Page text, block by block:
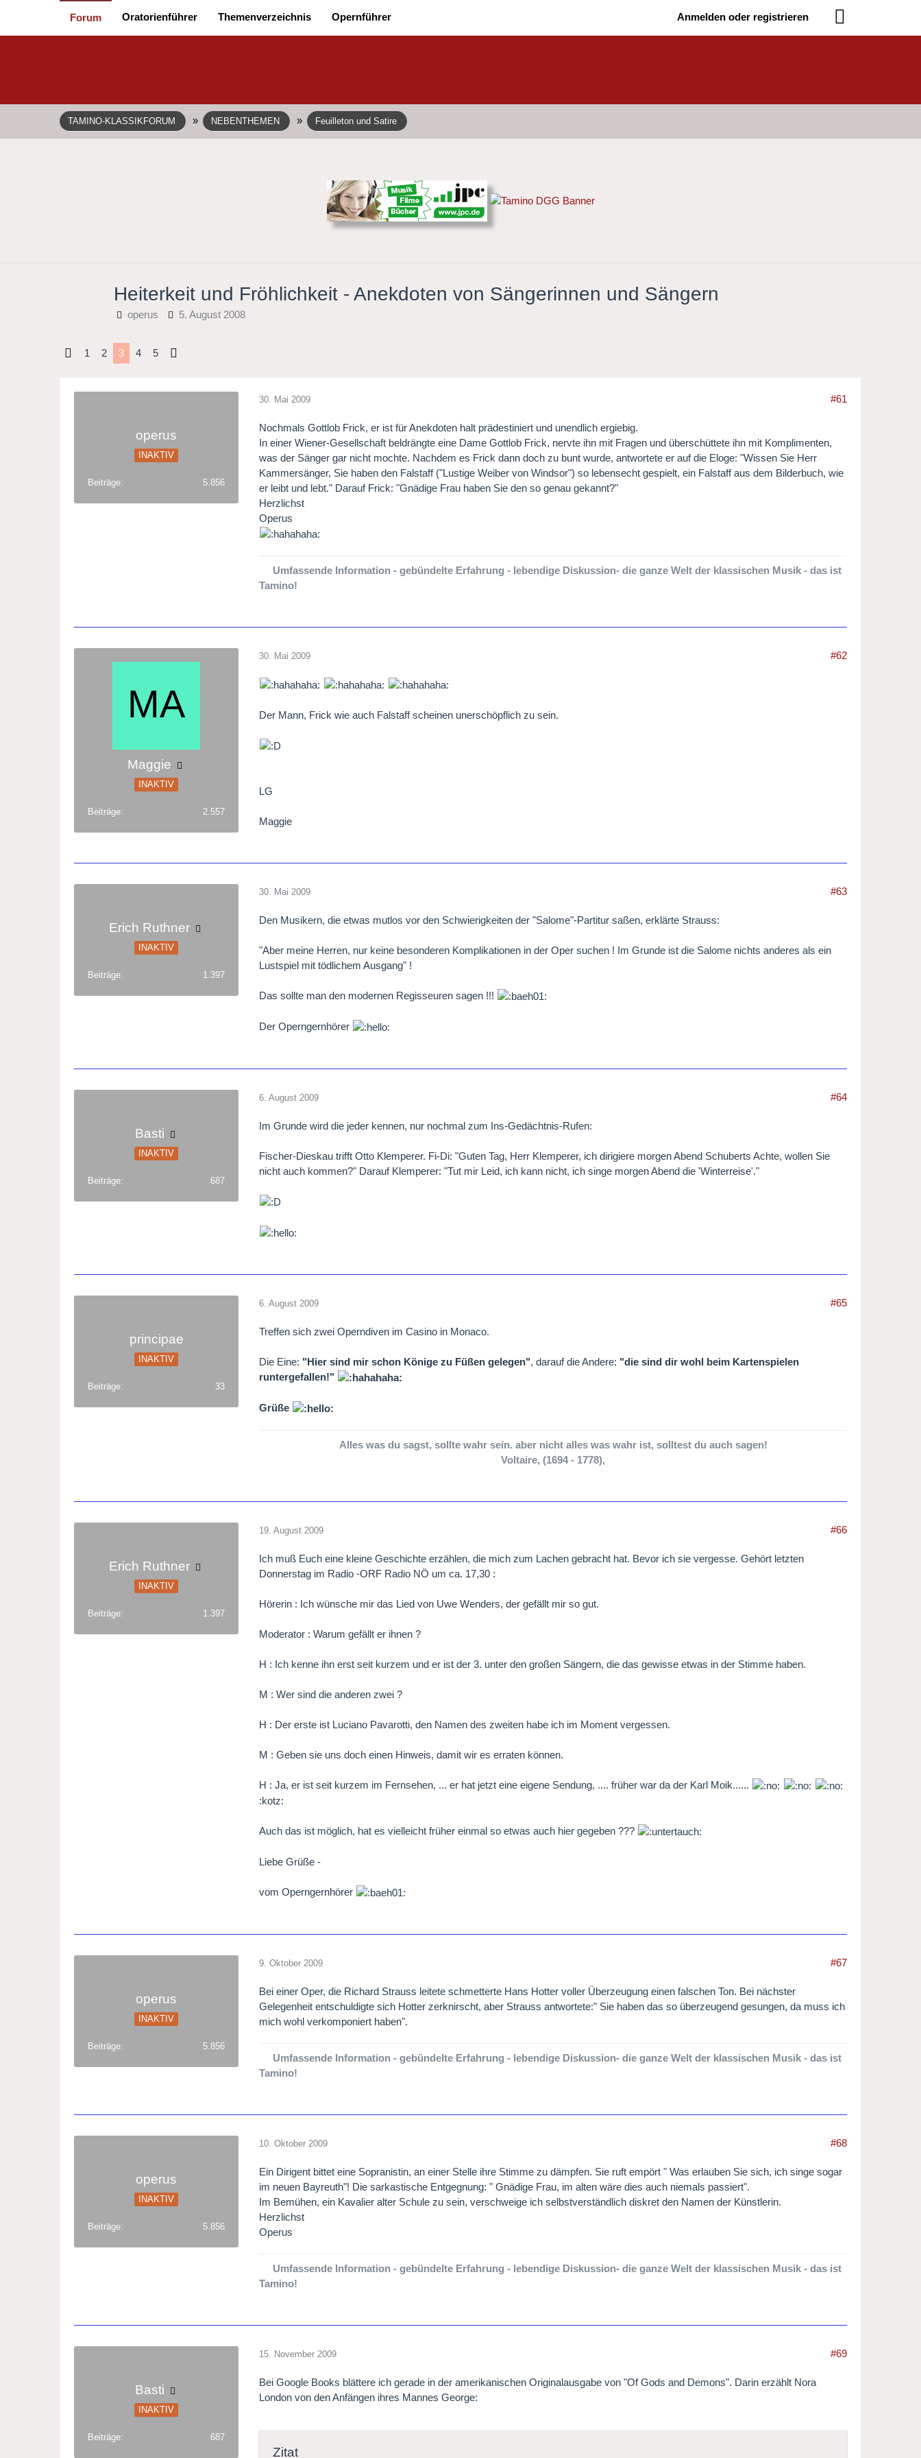
Forum Oratorienführer Themenverzeichnis Opernführer Anmelden oder registrieren
TAMINO-KLASSIKFORUM » NEBENTHEMEN » Feuilleton und Satire
Heiterkeit und Fröhlichkeit - Anekdoten von Sängerinnen und Sängern
operus 5. August 2008
1 2 3 4 5
operus
INAKTIV
Beiträge 5.856
30. Mai 2009 #61
Nochmals Gottlob Frick, er ist für Anekdoten halt prädestiniert und unendlich ergiebig.
In einer Wiener-Gesellschaft beldrängte eine Dame Gottlob Frick, nervte ihn mit Fragen und überschüttete ihn mit Komplimenten,
was der Sänger gar nicht mochte. Nachdem es Frick dann doch zu bunt wurde, antwortete er auf die Eloge: "Wissen Sie Herr
Kammersänger, Sie haben den Falstaff ("Lustige Weiber von Windsor") so lebensecht gespielt, ein Falstaff aus dem Bilderbuch, wie
er leibt und lebt." Darauf Frick: "Gnädige Frau haben Sie den so genau gekannt?"
Herzlichst
Operus
Umfassende Information - gebündelte Erfahrung - lebendige Diskussion- die ganze Welt der klassischen Musik - das ist
Tamino!
Maggie
INAKTIV
Beiträge 2.557
30. Mai 2009 #62
Der Mann, Frick wie auch Falstaff scheinen unerschöpflich zu sein.
LG
Maggie
Erich Ruthner
INAKTIV
Beiträge 1.397
30. Mai 2009 #63
Den Musikern, die etwas mutlos vor den Schwierigkeiten der "Salome"-Partitur saßen, erklärte Strauss:
"Aber meine Herren, nur keine besonderen Komplikationen in der Oper suchen ! Im Grunde ist die Salome nichts anderes als ein
Lustspiel mit tödlichem Ausgang" !
Das sollte man den modernen Regisseuren sagen !!!
Der Operngernhörer
Basti
INAKTIV
Beiträge 687
6. August 2009 #64
Im Grunde wird die jeder kennen, nur nochmal zum Ins-Gedächtnis-Rufen:
Fischer-Dieskau trifft Otto Klemperer. Fi-Di: "Guten Tag, Herr Klemperer, ich dirigiere morgen Abend Schuberts Achte, wollen Sie
nicht auch kommen?" Darauf Klemperer: "Tut mir Leid, ich kann nicht, ich singe morgen Abend die 'Winterreise'."
principae
INAKTIV
Beiträge 33
6. August 2009 #65
Treffen sich zwei Operndiven im Casino in Monaco.
Die Eine: "Hier sind mir schon Könige zu Füßen gelegen", darauf die Andere: "die sind dir wohl beim Kartenspielen
runtergefallen!"
Grüße
Alles was du sagst, sollte wahr sein. aber nicht alles was wahr ist, solltest du auch sagen!
Voltaire, (1694 - 1778),
Erich Ruthner
INAKTIV
Beiträge 1.397
19. August 2009 #66
Ich muß Euch eine kleine Geschichte erzählen, die mich zum Lachen gebracht hat. Bevor ich sie vergesse. Gehört letzten
Donnerstag im Radio -ORF Radio NÖ um ca. 17,30 :
Hörerin : Ich wünsche mir das Lied von Uwe Wenders, der gefällt mir so gut.
Moderator : Warum gefällt er ihnen ?
H : Ich kenne ihn erst seit kurzem und er ist der 3. unter den großen Sängern, die das gewisse etwas in der Stimme haben.
M : Wer sind die anderen zwei ?
H : Der erste ist Luciano Pavarotti, den Namen des zweiten habe ich im Moment vergessen.
M : Geben sie uns doch einen Hinweis, damit wir es erraten können.
H : Ja, er ist seit kurzem im Fernsehen, ... er hat jetzt eine eigene Sendung, .... früher war da der Karl Moik......
:kotz:
Auch das ist möglich, hat es vielleicht früher einmal so etwas auch hier gegeben ???
Liebe Grüße -
vom Operngernhörer
operus
INAKTIV
Beiträge 5.856
9. Oktober 2009 #67
Bei einer Oper, die Richard Strauss leitete schmetterte Hans Hotter voller Überzeugung einen falschen Ton. Bei nächster
Gelegenheit entschuldigte sich Hotter zerknirscht, aber Strauss antwortete:" Sie haben das so überzeugend gesungen, da muss ich
mich wohl verkomponiert haben".
Umfassende Information - gebündelte Erfahrung - lebendige Diskussion- die ganze Welt der klassischen Musik - das ist
Tamino!
operus
INAKTIV
Beiträge 5.856
10. Oktober 2009 #68
Ein Dirigent bittet eine Sopranistin, an einer Stelle ihre Stimme zu dämpfen. Sie ruft empört " Was erlauben Sie sich, ich singe sogar
im neuen Bayreuth"! Die sarkastische Entgegnung: " Gnädige Frau, im alten wäre dies auch niemals passiert".
Im Bemühen, ein Kavalier alter Schule zu sein, verschweige ich selbstverständlich diskret den Namen der Künstlerin.
Herzlichst
Operus
Umfassende Information - gebündelte Erfahrung - lebendige Diskussion- die ganze Welt der klassischen Musik - das ist
Tamino!
Basti
INAKTIV
Beiträge 687
15. November 2009 #69
Bei Google Books blättere ich gerade in der amerikanischen Originalausgabe von "Of Gods and Demons". Darin erzählt Nora
London von den Anfängen ihres Mannes George:
Zitat